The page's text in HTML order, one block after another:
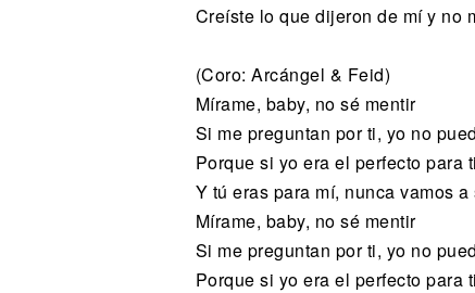
Creíste lo que dijeron de mí y no
(Coro: Arcángel & Feid)
Mírame, baby, no sé mentir
Si me preguntan por ti, yo no
Porquе si yo era el perfecto para
Y tú eras para mí, nunca vamos a
Mírame, baby, no sé mentir
Si me preguntan por ti, yo no
Porque si yo era el perfecto para